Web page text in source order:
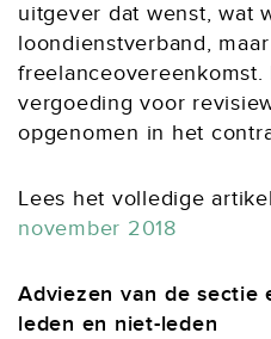
uitgever dat wenst, wat
loondienstverband,
freelanceovereenkomst.
vergoeding voor
opgenomen in het
Lees het volledige
november 2018
Adviezen van de sectie
leden en niet-leden